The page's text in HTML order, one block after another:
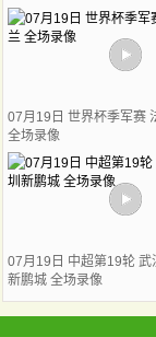
07月19日 世界杯季军赛
全场录像
07月19日 中超第19轮 武
新鹏城 全场录像